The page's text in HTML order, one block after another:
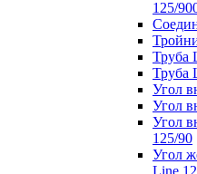
125/
Труба
Труба
Угол
Угол
Угол
125/90
Угол
Line